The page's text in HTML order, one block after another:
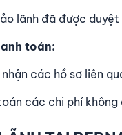
lãnh đã được
toán:
các hồ sơ liên
các chi phí